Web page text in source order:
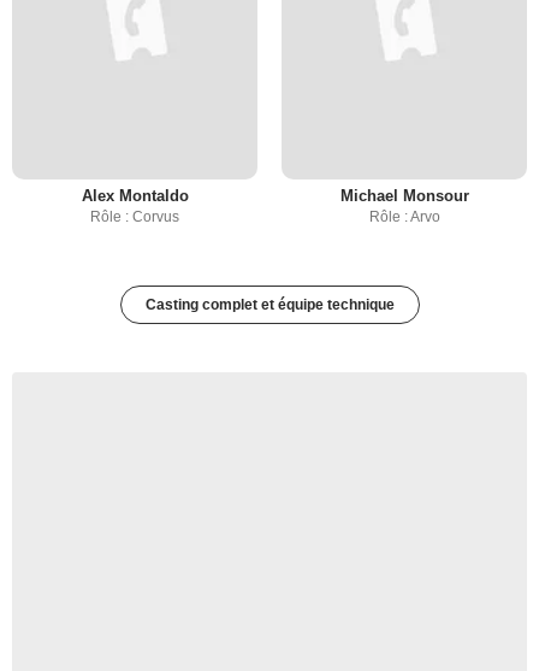
Alex Montaldo
Rôle : Corvus
Michael Monsour
Rôle : Arvo
Casting complet et équipe technique